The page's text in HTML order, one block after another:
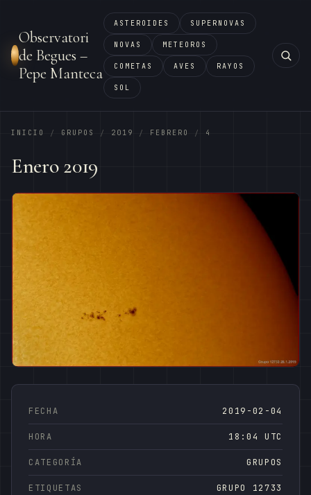
Observatori
de Begues –
Pepe Manteca
ASTEROIDES SUPERNOVAS
NOVAS METEOROS
COMETAS AVES RAYOS
SOL
INICIO / GRUPOS / 2019 / FEBRERO / 4
Enero 2019
FECHA 2019-02-04
HORA 18:04 UTC
CATEGORÍA GRUPOS
ETIQUETAS GRUPO 12733